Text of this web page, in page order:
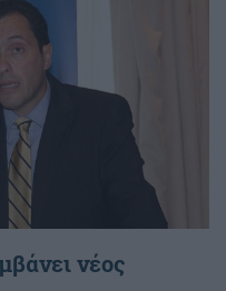
νέος